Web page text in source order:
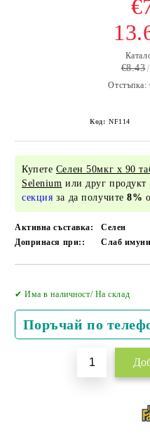
€8.43
Отстъпка:
Код: NF114
Купете Селен 50мкг х 90
Selenium или друг
секция за да получите8%
Активна съставка:
Селен
Допринася при::
Слаб
✔ Има в наличност/ На склад
Поръчай по